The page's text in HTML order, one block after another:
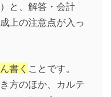
と、解答・会計
上の注意点が入っ
書く ことです。
方のほか、カルテ